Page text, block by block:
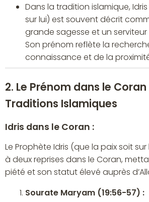
Dans la tradition islamique,
sur lui) est souvent décrit
grande sagesse et un serviteur
Son prénom reflète la
connaissance et de la
2. Le Prénom dans le
Traditions Islamiques
Idris dans le Coran :
Le Prophète Idris (que la paix soit
à deux reprises dans le Coran,
piété et son statut élevé auprès
Sourate Maryam (19:56-57) :